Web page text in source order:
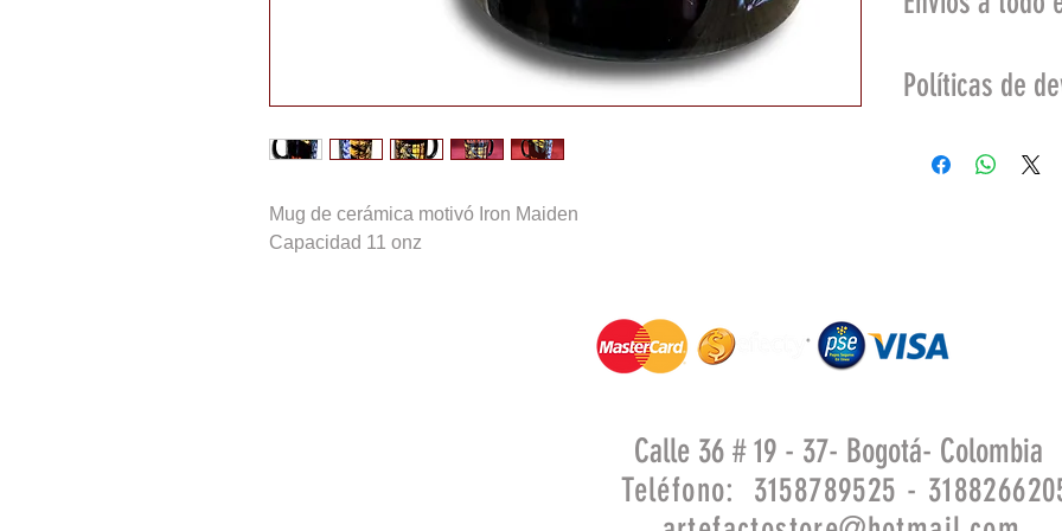
Mug de cerámica motivó Iron Maiden
Capacidad 11 onz
Otras ciudades del
Políticas de
compra no sea
En promoción.
Calle 36 # 19 - 37- Bogotá- Colombia
Teléfono: 3158789525 -